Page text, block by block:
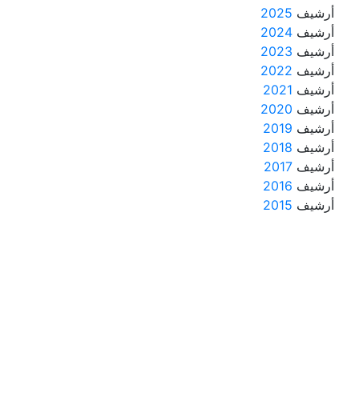
أرشيف 2025
أرشيف 2024
أرشيف 2023
أرشيف 2022
أرشيف 2021
أرشيف 2020
أرشيف 2019
أرشيف 2018
أرشيف 2017
أرشيف 2016
أرشيف 2015